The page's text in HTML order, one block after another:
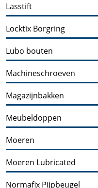
Lasstift
Locktix Borgring
Lubo bouten
Machineschroeven
Magazijnbakken
Meubeldoppen
Moeren
Moeren Lubricated
Normafix Pijpbeugel